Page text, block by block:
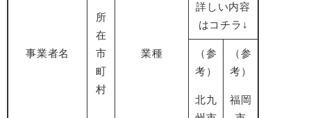
事業者名
所
在
市
町
村
業種
詳しい内容
はコチラ↓
（参
考）
北九
（参
考）
福岡